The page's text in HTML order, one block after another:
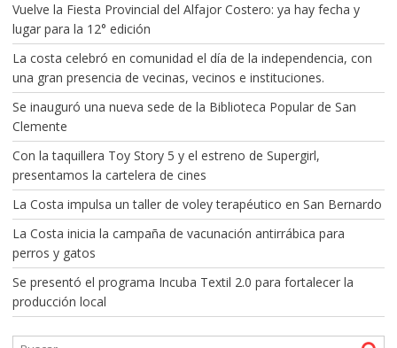
Vuelve la Fiesta Provincial del Alfajor Costero: ya hay fecha y
lugar para la 12° edición
La costa celebró en comunidad el día de la independencia, con
una gran presencia de vecinas, vecinos e instituciones.
Se inauguró una nueva sede de la Biblioteca Popular de San
Clemente
Con la taquillera Toy Story 5 y el estreno de Supergirl,
presentamos la cartelera de cines
La Costa impulsa un taller de voley terapéutico en San Bernardo
La Costa inicia la campaña de vacunación antirrábica para
perros y gatos
Se presentó el programa Incuba Textil 2.0 para fortalecer la
producción local